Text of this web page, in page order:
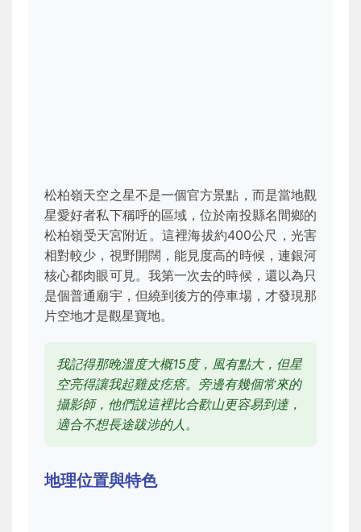
松柏嶺天空之星不是一個官方景點，而是當地觀
星愛好者私下稱呼的區域，位於南投縣名間鄉的
松柏嶺受天宮附近。這裡海拔約400公尺，光害
相對較少，視野開闊，能見度高的時候，連銀河
核心都肉眼可見。我第一次去的時候，還以為只
是個普通廟宇，但繞到後方的停車場，才發現那
片空地才是觀星寶地。
我記得那晚溫度大概15度，風有點大，但星
空亮得讓我起雞皮疙瘩。旁邊有幾個常來的
攝影師，他們說這裡比合歡山更容易到達，
適合不想長途跋涉的人。
地理位置與特色